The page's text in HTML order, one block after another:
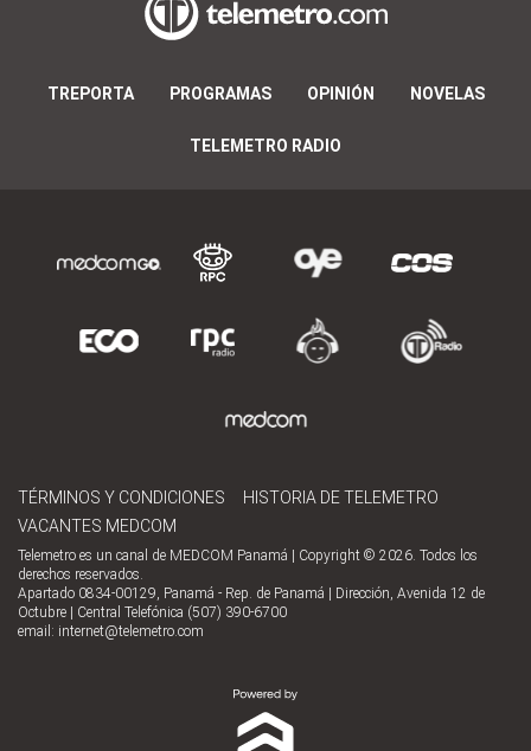
TREPORTA PROGRAMAS OPINIÓN NOVELAS
TELEMETRO RADIO
TÉRMINOS Y CONDICIONES
HISTORIA DE TELEMETRO
VACANTES MEDCOM
Telemetro es un canal de MEDCOM Panamá | Copyright © 2026. Todos los
derechos reservados.
Apartado 0834-00129, Panamá - Rep. de Panamá | Dirección, Avenida 12 de
Octubre | Central Telefónica (507) 390-6700
email: internet@telemetro.com